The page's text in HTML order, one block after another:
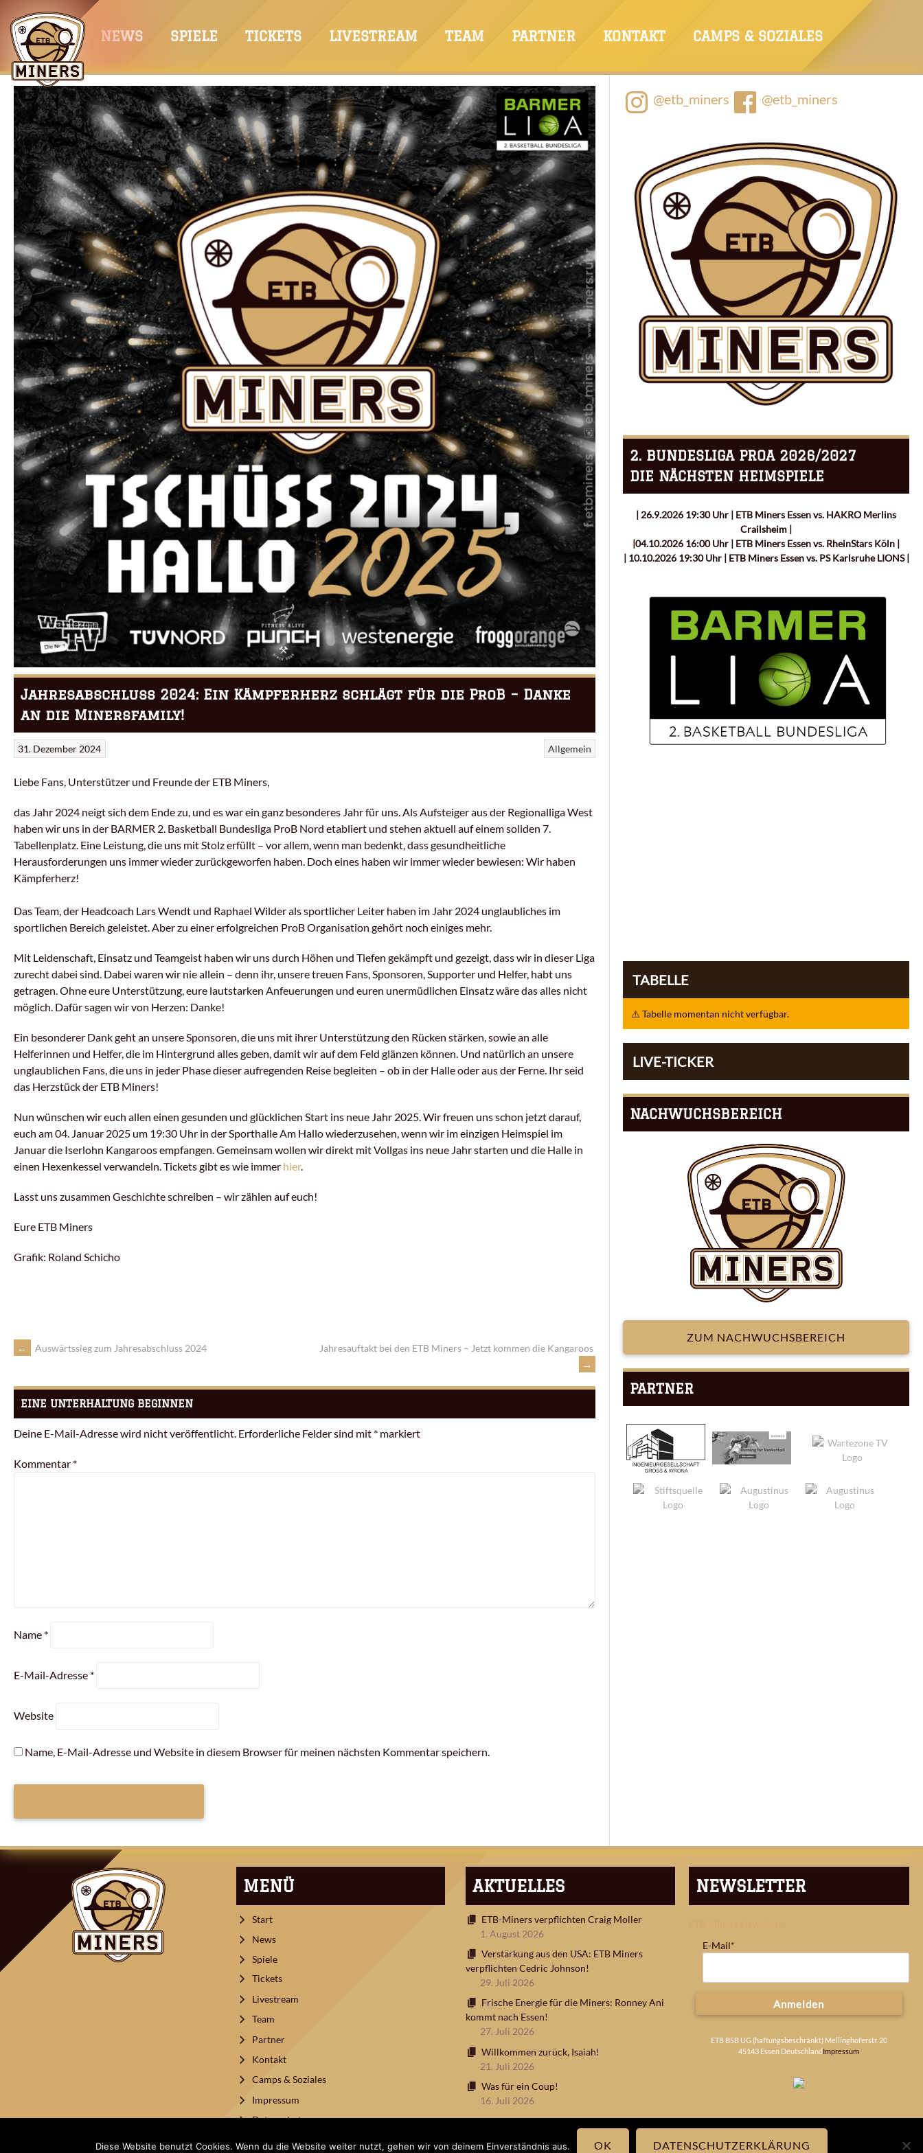
zum
Inhalt
NEWS SPIELE TICKETS LIVESTREAM TEAM PARTNER KONTAKT CAMPS & SOZIALES
Jahresabschluss 2024: Ein Kämpferherz schlägt für die ProB – Danke
an die Minersfamily!
Allgemein
31. Dezember 2024
Liebe Fans, Unterstützer und Freunde der ETB Miners,
das Jahr 2024 neigt sich dem Ende zu, und es war ein ganz besonderes Jahr für uns. Als Aufsteiger aus der Regionalliga West
haben wir uns in der BARMER 2. Basketball Bundesliga ProB Nord etabliert und stehen aktuell auf einem soliden 7.
Tabellenplatz. Eine Leistung, die uns mit Stolz erfüllt – vor allem, wenn man bedenkt, dass gesundheitliche
Herausforderungen uns immer wieder zurückgeworfen haben. Doch eines haben wir immer wieder bewiesen: Wir haben
Kämpferherz!
Das Team, der Headcoach Lars Wendt und Raphael Wilder als sportlicher Leiter haben im Jahr 2024 unglaubliches im
sportlichen Bereich geleistet. Aber zu einer erfolgreichen ProB Organisation gehört noch einiges mehr.
Mit Leidenschaft, Einsatz und Teamgeist haben wir uns durch Höhen und Tiefen gekämpft und gezeigt, dass wir in dieser Liga
zurecht dabei sind. Dabei waren wir nie allein – denn ihr, unsere treuen Fans, Sponsoren, Supporter und Helfer, habt uns
getragen. Ohne eure Unterstützung, eure lautstarken Anfeuerungen und euren unermüdlichen Einsatz wäre das alles nicht
möglich. Dafür sagen wir von Herzen: Danke!
Ein besonderer Dank geht an unsere Sponsoren, die uns mit ihrer Unterstützung den Rücken stärken, sowie an alle
Helferinnen und Helfer, die im Hintergrund alles geben, damit wir auf dem Feld glänzen können. Und natürlich an unsere
unglaublichen Fans, die uns in jeder Phase dieser aufregenden Reise begleiten – ob in der Halle oder aus der Ferne. Ihr seid
das Herzstück der ETB Miners!
Nun wünschen wir euch allen einen gesunden und glücklichen Start ins neue Jahr 2025. Wir freuen uns schon jetzt darauf,
euch am 04. Januar 2025 um 19:30 Uhr in der Sporthalle Am Hallo wiederzusehen, wenn wir im einzigen Heimspiel im
Januar die Iserlohn Kangaroos empfangen. Gemeinsam wollen wir direkt mit Vollgas ins neue Jahr starten und die Halle in
einen Hexenkessel verwandeln. Tickets gibt es wie immer hier.
Lasst uns zusammen Geschichte schreiben – wir zählen auf euch!
Eure ETB Miners
Grafik: Roland Schicho
NAVIGATION
← Auswärtssieg zum Jahresabschluss 2024
Jahresauftakt bei den ETB Miners – Jetzt kommen die Kangaroos
→
EINE UNTERHALTUNG BEGINNEN
Deine E-Mail-Adresse wird nicht veröffentlicht. Erforderliche Felder sind mit * markiert
Kommentar *
Name *
E-Mail-Adresse *
Website
Name, E-Mail-Adresse und Website in diesem Browser für meinen nächsten Kommentar speichern.
@etb_miners @etb_miners
2. BUNDESLIGA PROA 2026/2027
DIE NÄCHSTEN HEIMSPIELE
| 26.9.2026 19:30 Uhr | ETB Miners Essen vs. HAKRO Merlins
Crailsheim |
|04.10.2026 16:00 Uhr | ETB Miners Essen vs. RheinStars Köln |
| 10.10.2026 19:30 Uhr | ETB Miners Essen vs. PS Karlsruhe LIONS |
TABELLE
⚠️ Tabelle momentan nicht verfügbar.
LIVE-TICKER
NACHWUCHSBEREICH
ZUM NACHWUCHSBEREICH
PARTNER
MENÜ
Start
News
Spiele
Tickets
Livestream
Team
Partner
Kontakt
Camps & Soziales
Impressum
Datenschutz
AKTUELLES
ETB-Miners verpflichten Craig Moller
1. August 2026
Verstärkung aus den USA: ETB Miners
verpflichten Cedric Johnson!
29. Juli 2026
Frische Energie für die Miners: Ronney Ani
kommt nach Essen!
27. Juli 2026
Willkommen zurück, Isaiah!
21. Juli 2026
Was für ein Coup!
16. Juli 2026
NEWSLETTER
E-Mail*
Anmelden
ETB BSB UG (haftungsbeschränkt) Mellinghoferstr. 20
45143 Essen Deutschland Impressum
Diese Website benutzt Cookies. Wenn du die Website weiter nutzt, gehen wir von deinem Einverständnis aus. OK DATENSCHUTZERKLÄRUNG